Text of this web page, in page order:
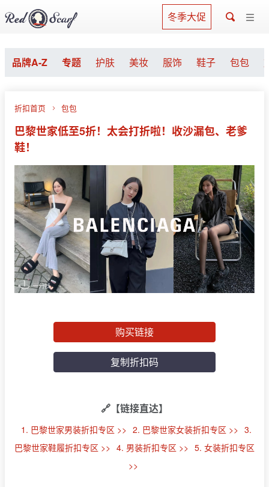
冬季大促
品牌A-Z 专题 护肤 美妆 服饰 鞋子 包包
折扣首页 包包
巴黎世家低至5折！太会打折啦！收沙漏包、老爹
鞋！
购买链接
复制折扣码
🔗【链接直达】
1. 巴黎世家男装折扣专区 >> 2. 巴黎世家女装折扣专区 >> 3.
巴黎世家鞋履折扣专区 >> 4. 男装折扣专区 >> 5. 女装折扣专区
>>